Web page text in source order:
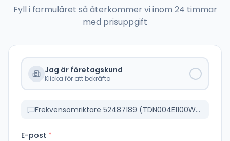
Fyll i formuläret så återkommer vi inom 24 timmar
med prisuppgift
Jag är företagskund
Klicka för att bekräfta
Frekvensomriktare 52487189 (TDN004E1100WM0RM)
E-post *